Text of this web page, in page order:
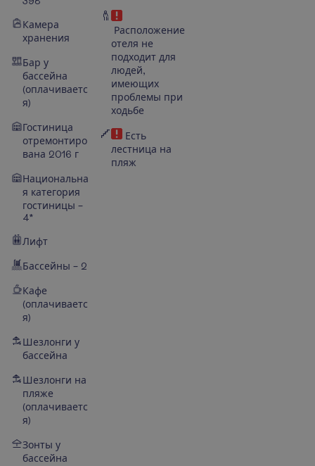
Камера
хранения
Бар у
бассейна
(оплачиваетс
я)
Гостиница
отремонтиро
вана 2016 г
Национальна
я категория
гостиницы –
4*
Лифт
Бассейны – 2
Кафе
(оплачиваетс
я)
Шезлонги у
бассейна
Шезлонги на
пляже
(оплачиваетс
я)
Зонты у
бассейна
Расположение
отеля не
подходит для
людей,
имеющих
проблемы при
ходьбе
Есть
лестница на
пляж